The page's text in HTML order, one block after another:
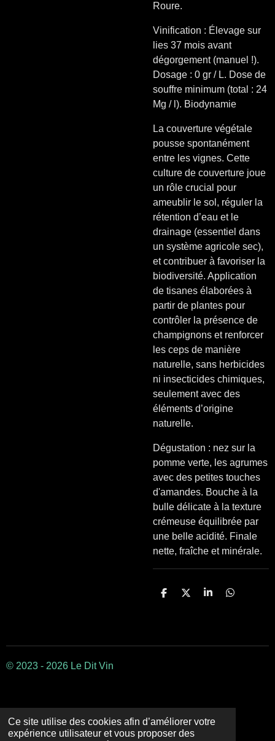
Ce site utilise des cookies afin d’améliorer votre
expérience utilisateur et vous proposer des
Roure.
Vinification : Élevage sur
lies 37 mois avant
dégorgement (manuel !).
Dosage : 0 gr / L. Dose de
souffre minimum (total : 24
Mg / l). Biodynamie
La couverture végétale
pousse spontanément
entre les vignes. Cette
culture de couverture joue
un rôle crucial pour
ameublir le sol, réguler la
rétention d’eau et le
drainage (essentiel dans
un système agricole sec),
et contribuer à favoriser la
biodiversité. Application
de tisanes élaborées à
partir de plantes pour
contrôler la présence de
champignons et renforcer
les ceps de manière
naturelle, sans herbicides
ni insecticides chimiques,
seulement avec des
éléments d’origine
naturelle.
Dégustation : nez sur la
pomme verte, les agrumes
avec des petites touches
d'amandes. Bouche à la
bulle délicate à la texture
crémeuse équilibrée par
une belle acidité. Finale
nette, fraîche et minérale.
P
g
P
g
P
g
P
g
© 2023 - 2026 Le Dit Vin